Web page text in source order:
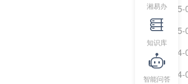
2025-
2025-
2024-
湘易办
知识库
智能问答